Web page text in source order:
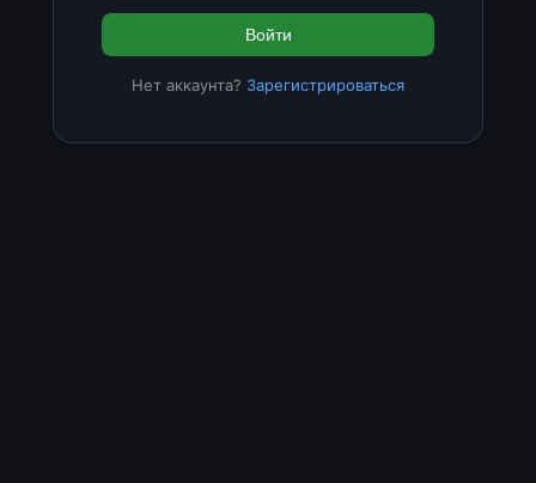
Войти
Нет аккаунта? Зарегистрироваться